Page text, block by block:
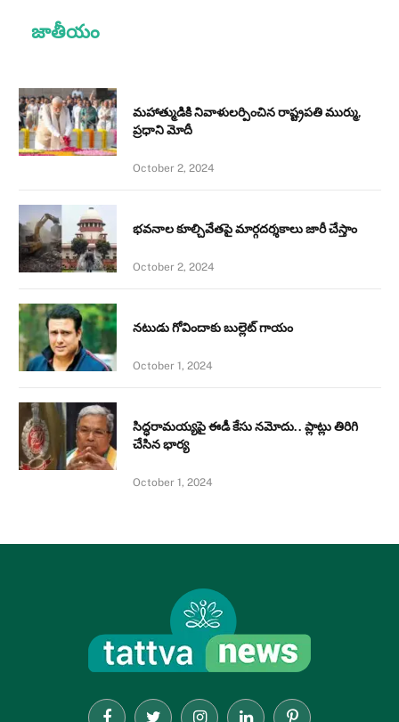
జాతీయం
మహాత్ముడికి నివాళులర్పించిన రాష్ట్రపతి ముర్ము,
ప్రధాని మోదీ
October 2, 2024
భవనాల కూల్చివేతపై మార్గదర్శకాలు జారీ చేస్తాం
October 2, 2024
నటుడు గోవిందాకు బుల్లెట్ గాయం
October 1, 2024
సిద్ధరామయ్యపై ఈడీ కేసు నమోదు.. ప్లాట్లు తిరిగి
చేసిన భార్య
October 1, 2024